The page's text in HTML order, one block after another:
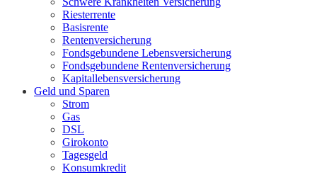
Riesterrente
Basisrente
Rentenversicherung
Fondsgebundene Lebensversicherung
Fondsgebundene Rentenversicherung
Kapitallebensversicherung
Geld und Sparen
Strom
Gas
DSL
Girokonto
Tagesgeld
Konsumkredit